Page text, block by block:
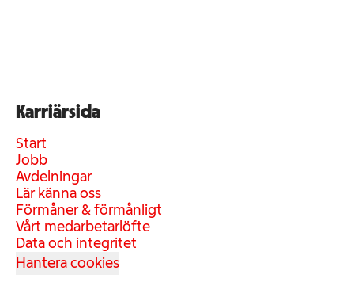
Karriärsida
Start
Jobb
Avdelningar
Lär känna oss
Förmåner & förmånligt
Vårt medarbetarlöfte
Data och integritet
Hantera cookies